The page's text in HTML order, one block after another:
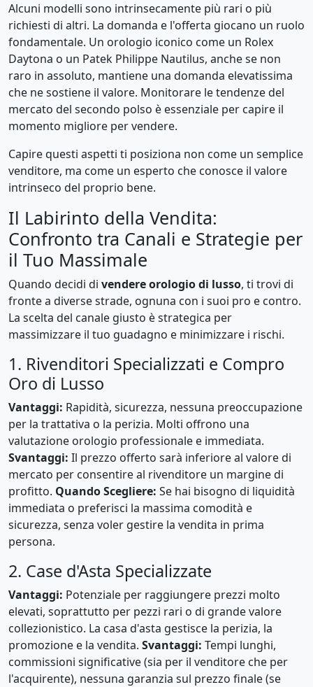
Alcuni modelli sono intrinsecamente più rari o più
richiesti di altri. La domanda e l'offerta giocano un ruolo
fondamentale. Un orologio iconico come un Rolex
Daytona o un Patek Philippe Nautilus, anche se non
raro in assoluto, mantiene una domanda elevatissima
che ne sostiene il valore. Monitorare le tendenze del
mercato del secondo polso è essenziale per capire il
momento migliore per vendere.
Capire questi aspetti ti posiziona non come un semplice
venditore, ma come un esperto che conosce il valore
intrinseco del proprio bene.
Il Labirinto della Vendita:
Confronto tra Canali e Strategie per
il Tuo Massimale
Quando decidi di vendere orologio di lusso, ti trovi di
fronte a diverse strade, ognuna con i suoi pro e contro.
La scelta del canale giusto è strategica per
massimizzare il tuo guadagno e minimizzare i rischi.
1. Rivenditori Specializzati e Compro
Oro di Lusso
Vantaggi: Rapidità, sicurezza, nessuna preoccupazione
per la trattativa o la perizia. Molti offrono una
valutazione orologio professionale e immediata.
Svantaggi: Il prezzo offerto sarà inferiore al valore di
mercato per consentire al rivenditore un margine di
profitto. Quando Scegliere: Se hai bisogno di liquidità
immediata o preferisci la massima comodità e
sicurezza, senza voler gestire la vendita in prima
persona.
2. Case d'Asta Specializzate
Vantaggi: Potenziale per raggiungere prezzi molto
elevati, soprattutto per pezzi rari o di grande valore
collezionistico. La casa d'asta gestisce la perizia, la
promozione e la vendita. Svantaggi: Tempi lunghi,
commissioni significative (sia per il venditore che per
l'acquirente), nessuna garanzia sul prezzo finale (se